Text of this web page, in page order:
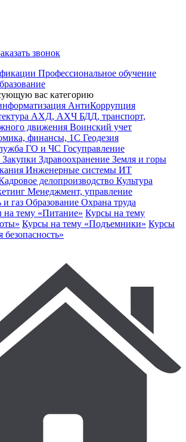
звонок
Профессиональное обучение
вас категорию
АнтиКоррупция
АХД, АХЧ БДД, транспорт,
движения Воинский учет
финансы, 1С Геодезия
ГО и ЧС Госуправление
Закупки Здравоохранение Земля и горы
Инженерные системы ИТ
делопроизводство Культура
Менеджмент, управление
газ Образование Охрана труда
на тему «Питание» Курсы на тему
Курсы на тему «Подъемники» Курсы